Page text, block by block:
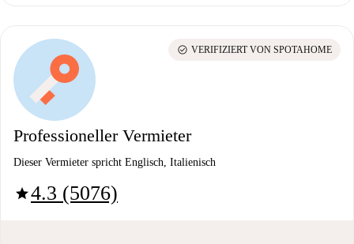
Professioneller Vermieter
Dieser Vermieter spricht Englisch, Italienisch
star4.3 (5076)
check_circle VERIFIZIERT VON SPOTAHOME